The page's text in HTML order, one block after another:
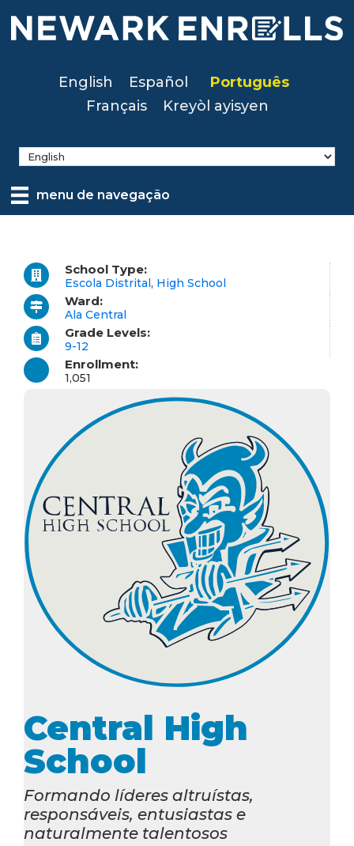
Skip
English Español
Português
Français
Kreyòl ayisyen
menu de navegação
School Type:
Escola Distrital , High School
Ward:
Ala Central
Grade Levels:
9-12
Enrollment:
1,051
Central High
School
Formando líderes altruístas,
responsáveis, entusiastas e
naturalmente talentosos